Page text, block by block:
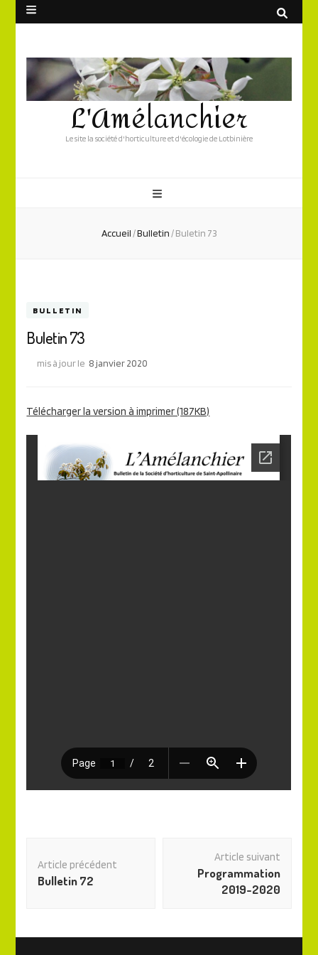
L'Amélanchier
Le site la société d'horticulture et d'écologie de Lotbinière
Accueil/Bulletin/ Buletin 73
BULLETIN
Buletin 73
mis à jour le 8 janvier 2020
Télécharger la version à imprimer (187KB)
des
articles
Article précédent
Bulletin 72
Article suivant
Programmation
2019-2020